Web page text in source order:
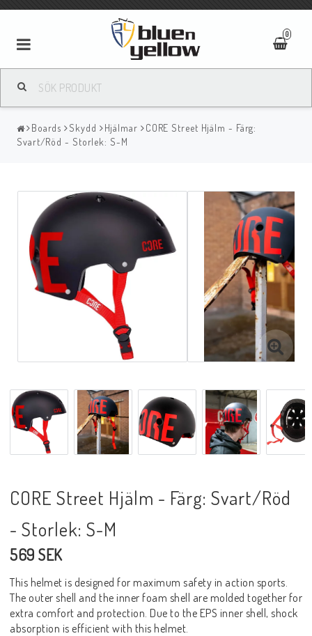
0
Boards Skydd Hjälmar
CORE Street Hjälm - Färg:
Svart/Röd - Storlek: S-M
CORE Street Hjälm - Färg: Svart/Röd
- Storlek: S-M
569 SEK
This helmet is designed for maximum safety in action sports.
The outer shell and the inner foam shell are molded together for
extra comfort and protection. Due to the EPS inner shell, shock
absorption is efficient with this helmet.